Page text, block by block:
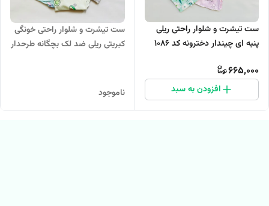
ست تیشرت و شلوار راحتی ریلی
پنبه ای چیندار دخترونه کد 1086
665,000
افزودن به سبد
ست تیشرت و شلوار راحتی خونگی
کبریتی ریلی ضد لک بچگانه طرحدار
ناموجود